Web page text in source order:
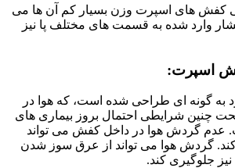
کفش های اسپرت وزن بسیار کم آن ها می
وارد شده به قسمت های مختلف پا نیز
اسپرت:
به گونه ای طراحی شده است، که هوا در
چنین شرایطی احتمال بروز بیماری های
عدم گردش هوا در داخل کفش می تواند
کند. گردش هوا می تواند از عرق سوز شدن
جلوگیری کند.